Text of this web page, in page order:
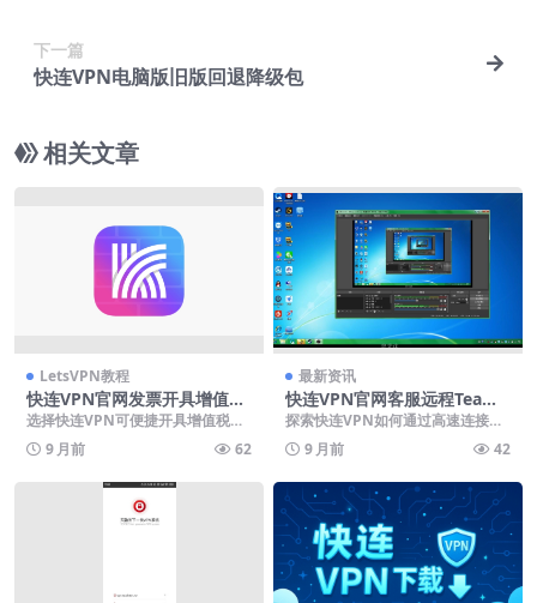
下一篇
快连VPN电脑版旧版回退降级包
相关文章
LetsVPN教程
快连VPN官网发票开具增值税
电子票
选择快连VPN可便捷开具增值税电
子发票，便于企业税务报销与推广
费用管理。用户登录...
9 月前 62
最新资讯
快连VPN官网客服远程TeamV
iewer
探索快连VPN如何通过高速连接与
全球服务器保障网络隐私与访问自
由，同时结合Tea...
9 月前 42